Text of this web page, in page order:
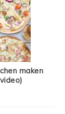
maken